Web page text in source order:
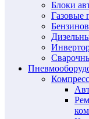
Блоки
Газовые